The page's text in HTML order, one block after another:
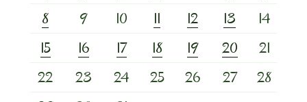
8
9 10 11 12 13
14
15
16 17 18 19 20
21
22
23 24 25 26 27
28